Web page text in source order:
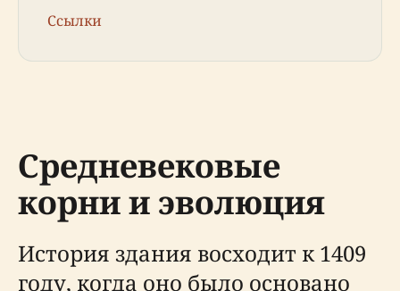
Ссылки
Средневековые
корни и эволюция
История здания восходит к 1409
году, когда оно было основано